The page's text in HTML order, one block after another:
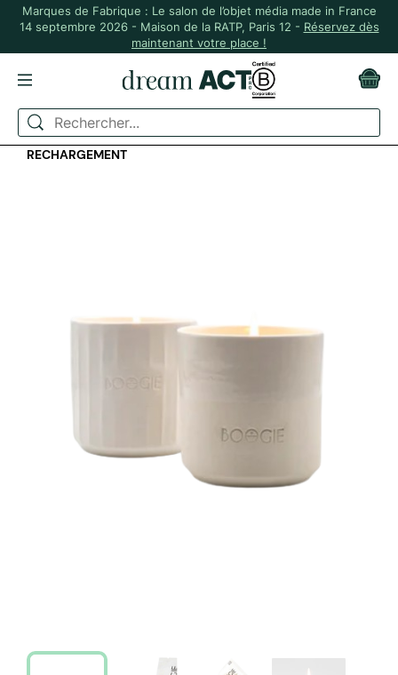
Marques de Fabrique : Le salon de l’objet média made in France
14 septembre 2026 - Maison de la RATP, Paris 12 - Réservez dès
maintenant votre place !
ACCUEIL
IDÉES CADEAUX
BOUGIE PARFUMÉE AVEC POSSIBILITÉ DE
RECHARGEMENT